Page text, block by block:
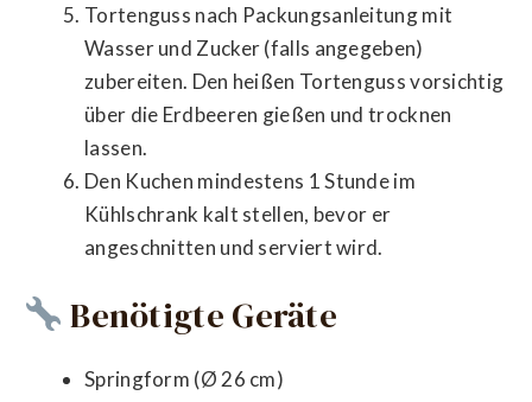
Tortenguss nach Packungsanleitung mit
Wasser und Zucker (falls angegeben)
zubereiten. Den heißen Tortenguss vorsichtig
über die Erdbeeren gießen und trocknen
lassen.
Den Kuchen mindestens 1 Stunde im
Kühlschrank kalt stellen, bevor er
angeschnitten und serviert wird.
Benötigte Geräte
Springform (Ø 26 cm)